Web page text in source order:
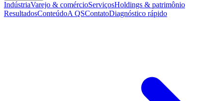
IndústriaVarejo & comércioServiçosHoldings & patrimônio
ResultadosConteúdoA QSContatoDiagnóstico rápido